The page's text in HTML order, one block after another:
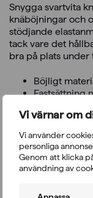
Vi värnar om
Vi använder
personliga
Genom att klicka
användning av
Snygga svartvita
knäböjningar och
stödjande
tack vare det
bra på plats under
Böjligt
Fastsättning
Du